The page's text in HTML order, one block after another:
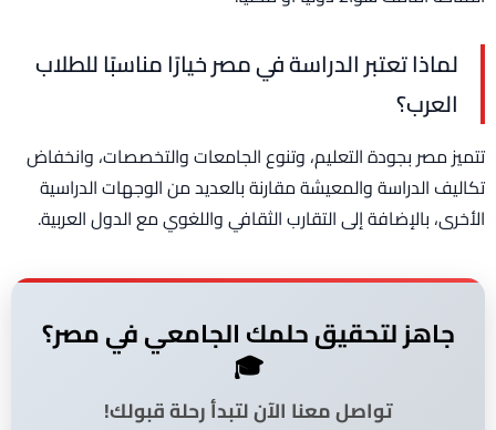
لماذا تعتبر الدراسة في مصر خيارًا مناسبًا للطلاب
العرب؟
تتميز مصر بجودة التعليم، وتنوع الجامعات والتخصصات، وانخفاض
تكاليف الدراسة والمعيشة مقارنة بالعديد من الوجهات الدراسية
الأخرى، بالإضافة إلى التقارب الثقافي واللغوي مع الدول العربية.
جاهز لتحقيق حلمك الجامعي في مصر؟
🎓
تواصل معنا الآن لتبدأ رحلة قبولك!